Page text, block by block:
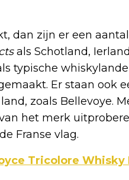
dan zijn er een
als Schotland,
typische
Er staan ook
zoals Bellevoye.
het merk
Franse vlag.
Tricolore Whisky